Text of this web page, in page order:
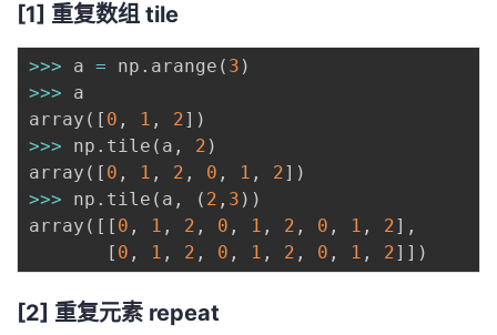
[1] 重复数组 tile
>>> a = np . arange ( 3 )
>>> a
array ( [ 0 , 1 , 2] )
>>> np . tile ( a , 2 )
array ( [ 0 , 1 , 2 , 0 , 1 , 2] )
>>> np . tile ( a , ( 2 , 3 ) )
array ( [ [ 0 , 1 , 2 , 0 , 1 , 2 , 0 , 1 , 2] ,
[ 0 , 1 , 2 , 0 , 1 , 2 , 0 , 1 , 2] ] )
[2] 重复元素 repeat